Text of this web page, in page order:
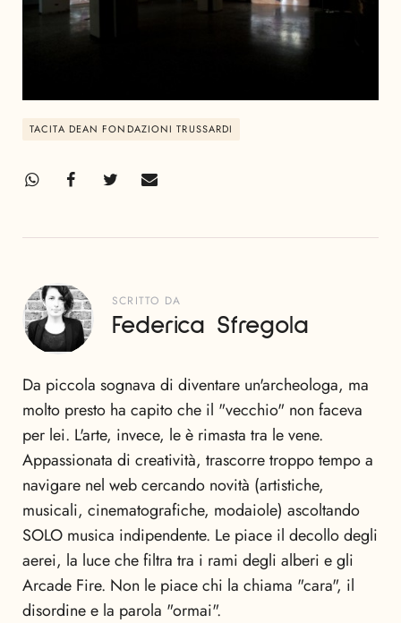
TACITA DEAN FONDAZIONI TRUSSARDI
SCRITTO DA
Federica Sfregola
Da piccola sognava di diventare un'archeologa, ma
molto presto ha capito che il "vecchio" non faceva
per lei. L'arte, invece, le è rimasta tra le vene.
Appassionata di creatività, trascorre troppo tempo a
navigare nel web cercando novità (artistiche,
musicali, cinematografiche, modaiole) ascoltando
SOLO musica indipendente. Le piace il decollo degli
aerei, la luce che filtra tra i rami degli alberi e gli
Arcade Fire. Non le piace chi la chiama "cara", il
disordine e la parola "ormai".